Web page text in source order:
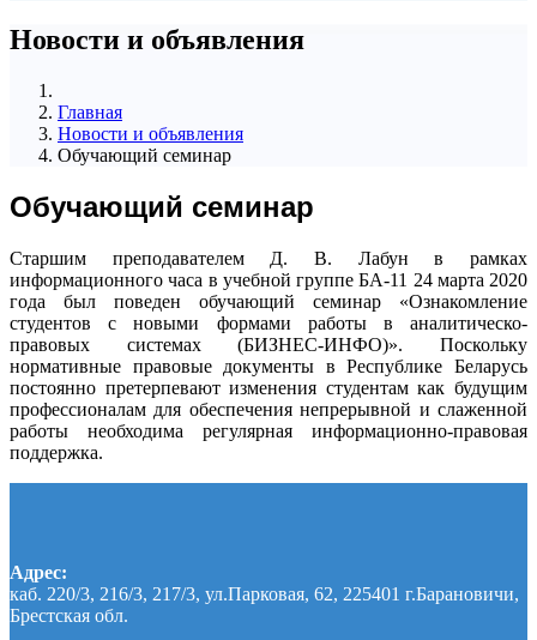
Новости и объявления
Главная
Новости и объявления
Обучающий семинар
Обучающий семинар
Старшим преподавателем Д. В. Лабун в рамках
информационного часа в учебной группе БА-11 24 марта 2020
года был поведен обучающий семинар «Ознакомление
студентов с новыми формами работы в аналитическо-
правовых системах (БИЗНЕС-ИНФО)». Поскольку
нормативные правовые документы в Республике Беларусь
постоянно претерпевают изменения студентам как будущим
профессионалам для обеспечения непрерывной и слаженной
работы необходима регулярная информационно-правовая
поддержка.
Адрес:
каб. 220/3, 216/3, 217/3, ул.Парковая, 62, 225401 г.Барановичи,
Брестская обл.